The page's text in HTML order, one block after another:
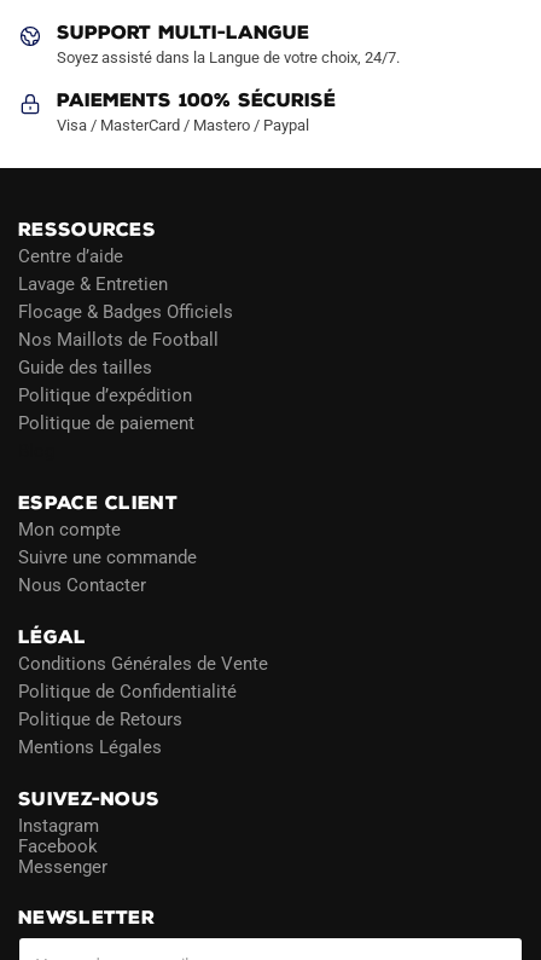
produit
SUPPORT MULTI-LANGUE
Soyez assisté dans la Langue de votre choix, 24/7.
Paiements 100% Sécurisé
Visa / MasterCard / Mastero / Paypal
RESSOURCES
Centre d’aide
Lavage & Entretien
Flocage & Badges Officiels
Nos Maillots de Football
Guide des tailles
Politique d’expédition
Politique de paiement
ESPACE CLIENT
Mon compte
Suivre une commande
Nous Contacter
LÉGAL
Conditions Générales de Vente
Politique de Confidentialité
Politique de Retours
Mentions Légales
SUIVEZ-NOUS
Instagram
Facebook
Messenger
NEWSLETTER